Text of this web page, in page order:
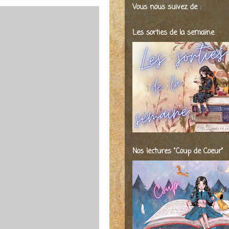
Vous nous suivez de :
Les sorties de la semaine
Nos lectures "Coup de Coeur"